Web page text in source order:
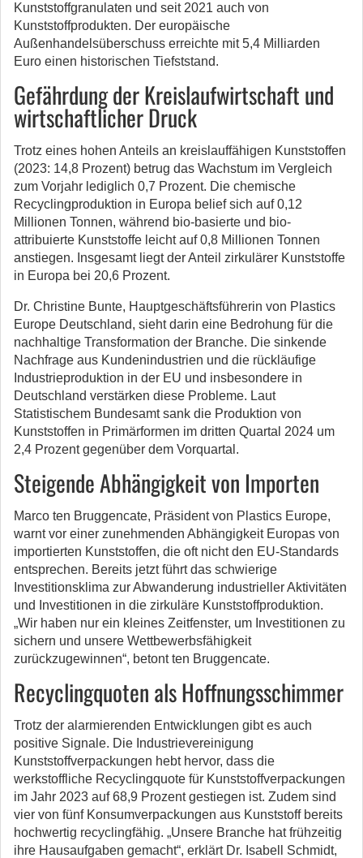
Kunststoffgranulaten und seit 2021 auch von
Kunststoffprodukten. Der europäische
Außenhandelsüberschuss erreichte mit 5,4 Milliarden
Euro einen historischen Tiefststand.
Gefährdung der Kreislaufwirtschaft und
wirtschaftlicher Druck
Trotz eines hohen Anteils an kreislauffähigen Kunststoffen
(2023: 14,8 Prozent) betrug das Wachstum im Vergleich
zum Vorjahr lediglich 0,7 Prozent. Die chemische
Recyclingproduktion in Europa belief sich auf 0,12
Millionen Tonnen, während bio-basierte und bio-
attribuierte Kunststoffe leicht auf 0,8 Millionen Tonnen
anstiegen. Insgesamt liegt der Anteil zirkulärer Kunststoffe
in Europa bei 20,6 Prozent.
Dr. Christine Bunte, Hauptgeschäftsführerin von Plastics
Europe Deutschland, sieht darin eine Bedrohung für die
nachhaltige Transformation der Branche. Die sinkende
Nachfrage aus Kundenindustrien und die rückläufige
Industrieproduktion in der EU und insbesondere in
Deutschland verstärken diese Probleme. Laut
Statistischem Bundesamt sank die Produktion von
Kunststoffen in Primärformen im dritten Quartal 2024 um
2,4 Prozent gegenüber dem Vorquartal.
Steigende Abhängigkeit von Importen
Marco ten Bruggencate, Präsident von Plastics Europe,
warnt vor einer zunehmenden Abhängigkeit Europas von
importierten Kunststoffen, die oft nicht den EU-Standards
entsprechen. Bereits jetzt führt das schwierige
Investitionsklima zur Abwanderung industrieller Aktivitäten
und Investitionen in die zirkuläre Kunststoffproduktion.
„Wir haben nur ein kleines Zeitfenster, um Investitionen zu
sichern und unsere Wettbewerbsfähigkeit
zurückzugewinnen“, betont ten Bruggencate.
Recyclingquoten als Hoffnungsschimmer
Trotz der alarmierenden Entwicklungen gibt es auch
positive Signale. Die Industrievereinigung
Kunststoffverpackungen hebt hervor, dass die
werkstoffliche Recyclingquote für Kunststoffverpackungen
im Jahr 2023 auf 68,9 Prozent gestiegen ist. Zudem sind
vier von fünf Konsumverpackungen aus Kunststoff bereits
hochwertig recyclingfähig. „Unsere Branche hat frühzeitig
ihre Hausaufgaben gemacht“, erklärt Dr. Isabell Schmidt,